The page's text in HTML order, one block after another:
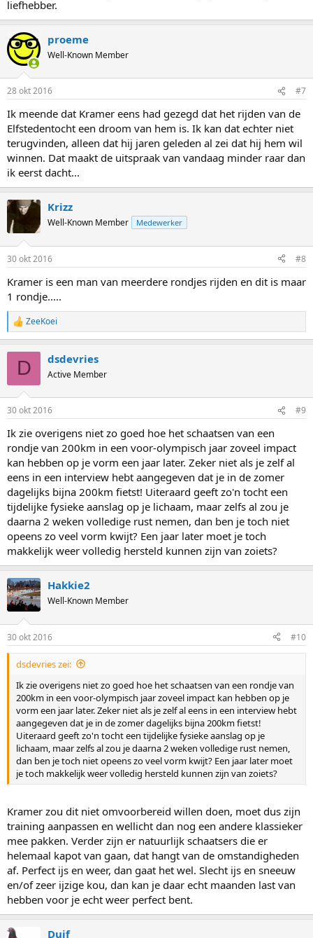
liefhebber.
proeme
Well-Known Member
28 okt 2016 #7
Ik meende dat Kramer eens had gezegd dat het rijden van de
Elfstedentocht een droom van hem is. Ik kan dat echter niet
terugvinden, alleen dat hij jaren geleden al zei dat hij hem wil
winnen. Dat maakt de uitspraak van vandaag minder raar dan
ik eerst dacht...
Krizz
Well-Known Member Medewerker
30 okt 2016 #8
Kramer is een man van meerdere rondjes rijden en dit is maar
1 rondje.....
R
e
s
ZeeKoei
D dsdevries
Active Member
30 okt 2016 #9
Ik zie overigens niet zo goed hoe het schaatsen van een
rondje van 200km in een voor-olympisch jaar zoveel impact
kan hebben op je vorm een jaar later. Zeker niet als je zelf al
eens in een interview hebt aangegeven dat je in de zomer
dagelijks bijna 200km fietst! Uiteraard geeft zo'n tocht een
tijdelijke fysieke aanslag op je lichaam, maar zelfs al zou je
daarna 2 weken volledige rust nemen, dan ben je toch niet
opeens zo veel vorm kwijt? Een jaar later moet je toch
makkelijk weer volledig hersteld kunnen zijn van zoiets?
Hakkie2
Well-Known Member
30 okt 2016 #10
dsdevries zei:
Ik zie overigens niet zo goed hoe het schaatsen van een rondje van
200km in een voor-olympisch jaar zoveel impact kan hebben op je
vorm een jaar later. Zeker niet als je zelf al eens in een interview hebt
aangegeven dat je in de zomer dagelijks bijna 200km fietst!
Uiteraard geeft zo'n tocht een tijdelijke fysieke aanslag op je
lichaam, maar zelfs al zou je daarna 2 weken volledige rust nemen,
dan ben je toch niet opeens zo veel vorm kwijt? Een jaar later moet
je toch makkelijk weer volledig hersteld kunnen zijn van zoiets?
Kramer zou dit niet omvoorbereid willen doen, moet dus zijn
training aanpassen en wellicht dan nog een andere klassieker
mee pakken. Verder zijn er natuurlijk schaatsers die er
helemaal kapot van gaan, dat hangt van de omstandigheden
af. Perfect ijs en weer, dan gaat het wel. Slecht ijs en sneeuw
en/of zeer ijzige kou, dan kan je daar echt maanden last van
hebben voor je echt weer perfect bent.
Duif